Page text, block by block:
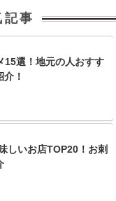
記事
15選！地元の人おすす
！
しいお店TOP20！お刺